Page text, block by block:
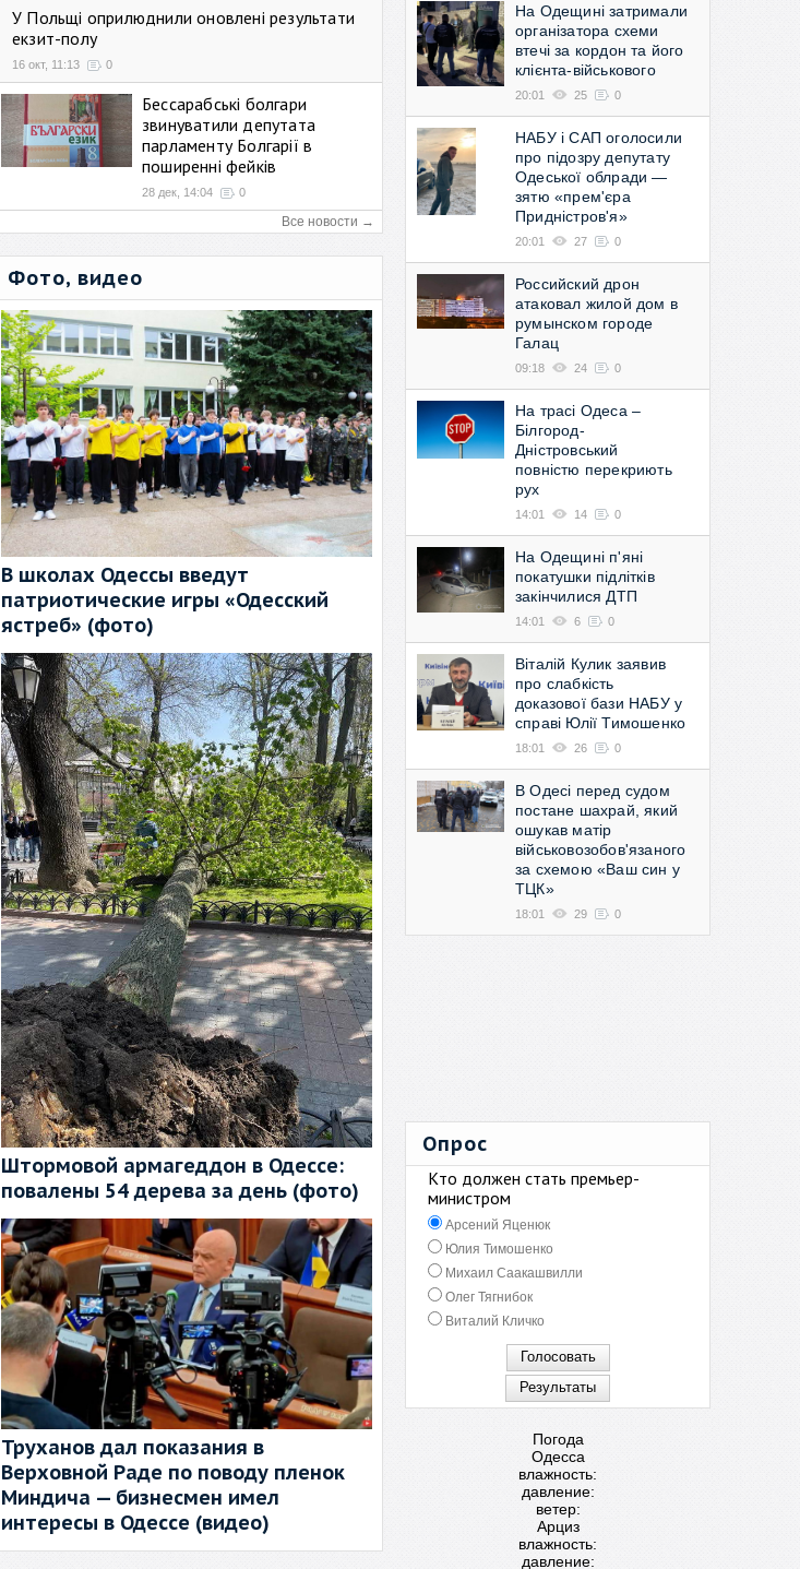
У Польщі оприлюднили оновлені результати
екзит-полу
16 окт, 11:13 0
Бессарабські болгари
звинуватили депутата
парламенту Болгарії в
поширенні фейків
28 дек, 14:04 0
Все новости →
Фото, видео
В школах Одессы введут
патриотические игры «Одесский
ястреб» (фото)
Штормовой армагеддон в Одессе:
повалены 54 дерева за день (фото)
Труханов дал показания в
Верховной Раде по поводу пленок
Миндича — бизнесмен имел
интересы в Одессе (видео)
На Одещині затримали
організатора схеми
втечі за кордон та його
клієнта-військового
20:01 25 0
НАБУ і САП оголосили
про підозру депутату
Одеської облради —
зятю «прем'єра
Придністров'я»
20:01 27 0
Российский дрон
атаковал жилой дом в
румынском городе
Галац
09:18 24 0
На трасі Одеса –
Білгород-
Дністровський
повністю перекриють
рух
14:01 14 0
На Одещині п'яні
покатушки підлітків
закінчилися ДТП
14:01 6 0
Віталій Кулик заявив
про слабкість
доказової бази НАБУ у
справі Юлії Тимошенко
18:01 26 0
В Одесі перед судом
постане шахрай, який
ошукав матір
військовозобов'язаного
за схемою «Ваш син у
ТЦК»
18:01 29 0
Опрос
Кто должен стать премьер-
министром
Арсений Яценюк
Юлия Тимошенко
Михаил Саакашвилли
Олег Тягнибок
Виталий Кличко
Погода
Одесса
влажность:
давление:
ветер:
Арциз
влажность:
давление: